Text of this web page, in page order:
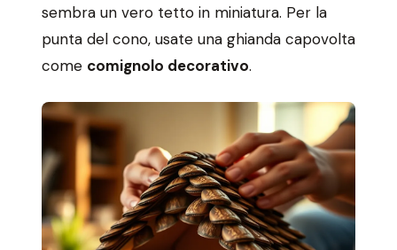
sembra un vero tetto in miniatura. Per la
punta del cono, usate una ghianda capovolta
come comignolo decorativo.